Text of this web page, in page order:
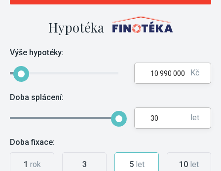
Hypotéka
Výše hypotéky:
Kč
Doba splácení:
let
Doba fixace:
1 rok
3
5let 10 let